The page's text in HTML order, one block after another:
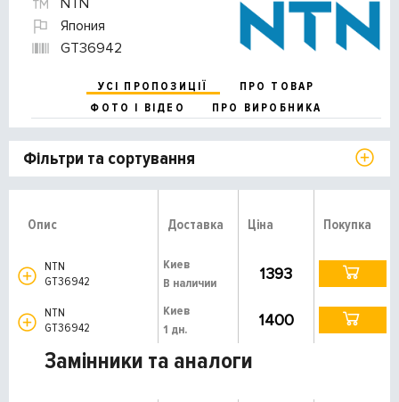
NTN
Япония
GT36942
УСІ ПРОПОЗИЦІЇ
ПРО ТОВАР
ФОТО І ВІДЕО
ПРО ВИРОБНИКА
Фільтри та сортування
Опис Доставка Ціна Покупка
NTN
GT36942
Киев
В наличии
1393
NTN
GT36942
Киев
1 дн.
1400
Замінники та аналоги